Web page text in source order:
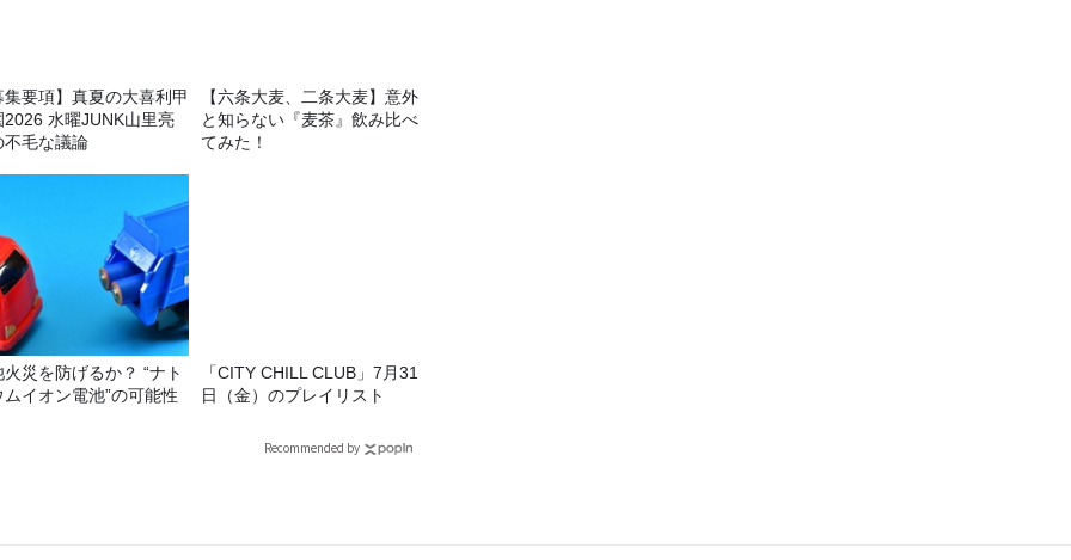
集要項】真夏の大喜利甲
2026 水曜JUNK山里亮
不毛な議論
【六条大麦、二条大麦】意外
と知らない『麦茶』飲み比べ
てみた！
火災を防げるか？ “ナト
ムイオン電池”の可能性
「CITY CHILL CLUB」7月31
日（金）のプレイリスト
Recommended by